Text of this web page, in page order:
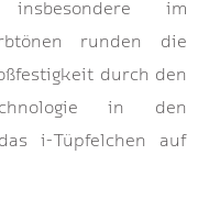
insbesondere im
runden die
durch den
in den
i-Tüpfelchen auf